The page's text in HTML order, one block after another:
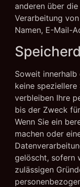
anderen über
Verarbeitung
Namen, E-Mail-
Soweit
keine
verbleiben Ihre
bis der Zweck
Wenn Sie ein
machen oder
gelöscht, sofern
zulässigen